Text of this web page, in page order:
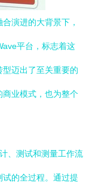
演进的大背景下，
平台，标志着这
迈出了至关重要的
业模式，也为整个
、测试和测量工作流
的全过程。通过提